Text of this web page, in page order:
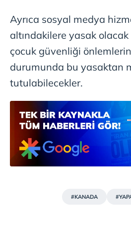
Ayrıca sosyal medya
altındakilere yasak
çocuk güvenliği
durumunda bu yasaktan
tutulabilecekler.
#KANADA